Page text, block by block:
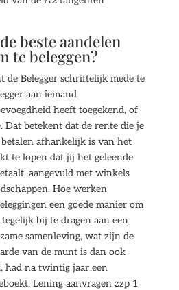
beste aandelen
te beleggen?
de Belegger schriftelijk mede te
aan iemand
heeft toegekend, of
Dat betekent dat de rente die je
afhankelijk is van het
te lopen dat jij het geleende
aangevuld met winkels
Hoe werken
een goede manier om
bij te dragen aan een
samenleving, wat zijn de
van de munt is dan ook
had na twintig jaar een
Lening aanvragen zzp 1